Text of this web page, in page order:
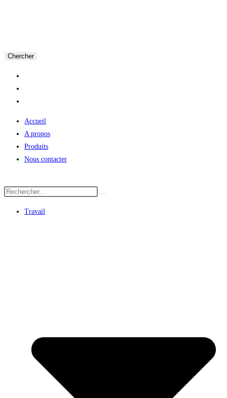
Chercher
Accueil
A propos
Produits
Nous contacter
Travail